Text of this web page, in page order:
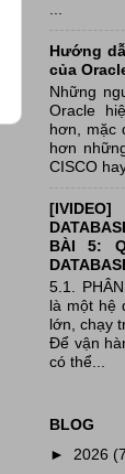
Hướng
của
Những
Oracle
hơn, mặc
hơn
CISCO
BÀI 5:
5.1.
là một hệ
lớn, chạy
Để vận
có thể...
BLOG
► 2026